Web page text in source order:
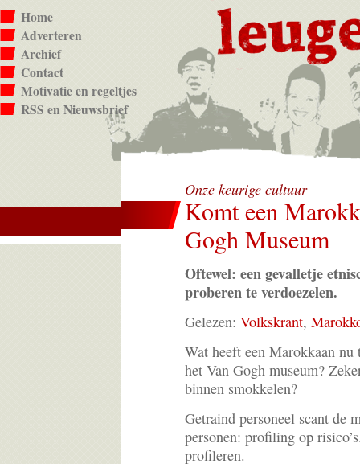
Home
Adverteren
Archief
Contact
Motivatie en regeltjes
RSS en Nieuwsbrief
Onze keurige cultuur
Komt een
Gogh Museum
Oftewel: een gevalletje
proberen te verdoezelen.
Gelezen: Volkskrant,
Wat heeft een Marokkaan nu
het Van Gogh museum?
binnen smokkelen?
Getraind personeel scant de
personen: profiling op
profileren.